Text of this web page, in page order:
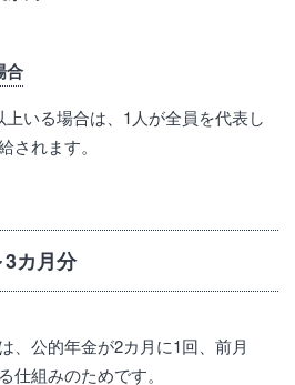
合
いる場合は、1人が全員を代表し
されます。
カ月分
、公的年金が2カ月に1回、前月
仕組みのためです。